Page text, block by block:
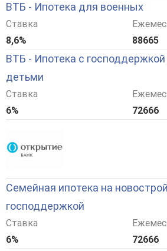
ВТБ - Ипотека для военных
Ставка
8,6%
88665
ВТБ - Ипотека с
детьми
Ставка
6%
72666
Семейная ипотека на
господдержкой
Ставка
6%
72666